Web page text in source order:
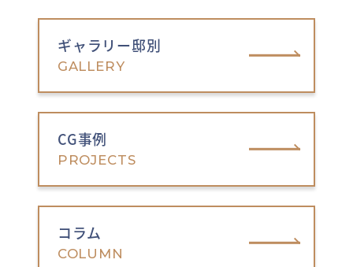
ギャラリー邸別
GALLERY
CG事例
PROJECTS
コラム
COLUMN